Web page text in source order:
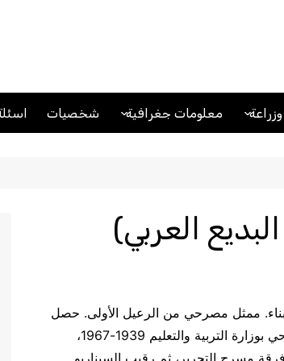
معلومات جغرافية شخصيات
العربي)
وله أبناء. ممثل مصرحي من الرعيل الأولى. حصل
على البكالوريا 1938. عمل مدرس إلقاء ومدرب تمثيل ومخرج مسرحي بوزارة التربية والتعليم 1939-1967،
مسرح التحرير، ثم رقيب السيناريو